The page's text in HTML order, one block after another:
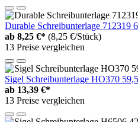
Durable Schreibunterlage 712319
ab 8,25 €* (8,25 €/Stück)
13 Preise vergleichen
Sigel Schreibunterlage HO370
ab 13,39 €*
13 Preise vergleichen